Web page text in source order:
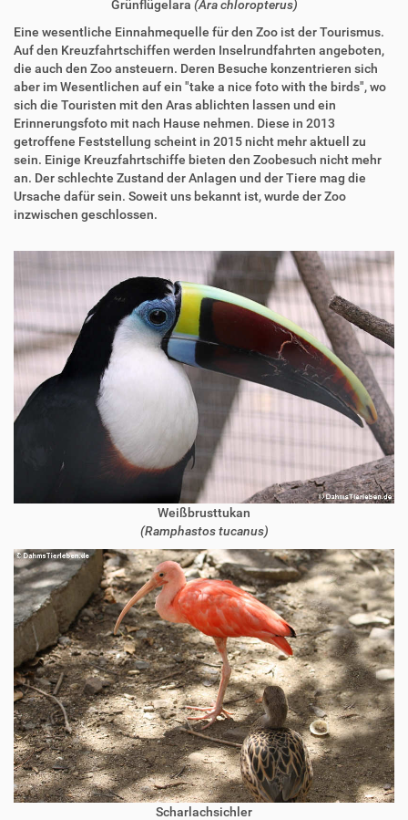
Grünflügelara (Ara chloropterus)
Eine wesentliche Einnahmequelle für den Zoo ist der Tourismus.
Auf den Kreuzfahrtschiffen werden Inselrundfahrten angeboten,
die auch den Zoo ansteuern. Deren Besuche konzentrieren sich
aber im Wesentlichen auf ein "take a nice foto with the birds", wo
sich die Touristen mit den Aras ablichten lassen und ein
Erinnerungsfoto mit nach Hause nehmen. Diese in 2013
getroffene Feststellung scheint in 2015 nicht mehr aktuell zu
sein. Einige Kreuzfahrtschiffe bieten den Zoobesuch nicht mehr
an. Der schlechte Zustand der Anlagen und der Tiere mag die
Ursache dafür sein. Soweit uns bekannt ist, wurde der Zoo
inzwischen geschlossen.
Weißbrusttukan
(Ramphastos tucanus)
Scharlachsichler